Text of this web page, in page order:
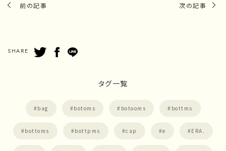
前の記事 次の記事
SHARE
タグ一覧
bag botoms botooms bottms
bottoms bottpms cap e ERA.